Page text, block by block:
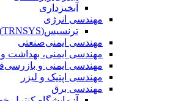
آبخیزداری
مهندسی انرژی
ترنسیس(TRNSYS)
مهندسی ایمنی‌صنعتی
مهندسی ایمنی،
مهندسی ایمنی‌ و‌
مهندسی اپتیک و لیزر
مهندسی برق